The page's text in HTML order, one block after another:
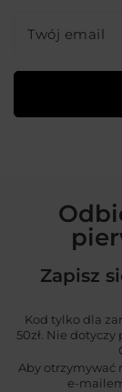
Twój email
Zapisz
Kod tylko dla
50zł. Nie
Aby otrzymywać
e-